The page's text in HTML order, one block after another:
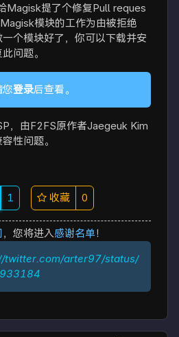
Magisk提了个修复Pull reques
模块的工作为由被拒绝
个模块好了，你可以下载并安
问题。
您登录后查看。
，由F2FS原作者Jaegeuk Kim
性问题。
1 收藏 0
，您将进入感谢名单！
twitter.com/arter97/status/